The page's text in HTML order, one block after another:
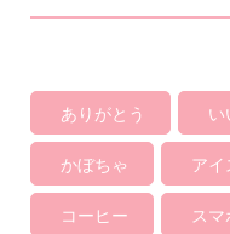
ありがとう い
かぼちゃ アイ
コーヒー スマ